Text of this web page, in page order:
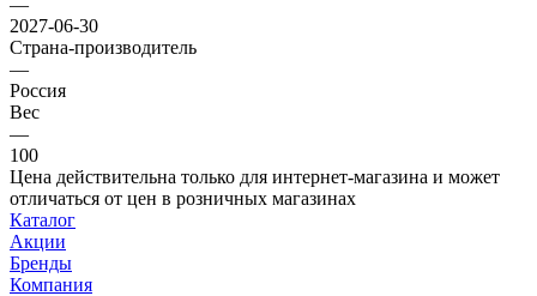
2027-06-30
Страна-производитель
—
Россия
Вес
—
100
Цена действительна только для интернет-магазина и может
отличаться от цен в розничных магазинах
Каталог
Акции
Бренды
Компания